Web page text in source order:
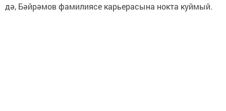
дә, Бәйрәмов фамилиясе карьерасына нокта куймый.